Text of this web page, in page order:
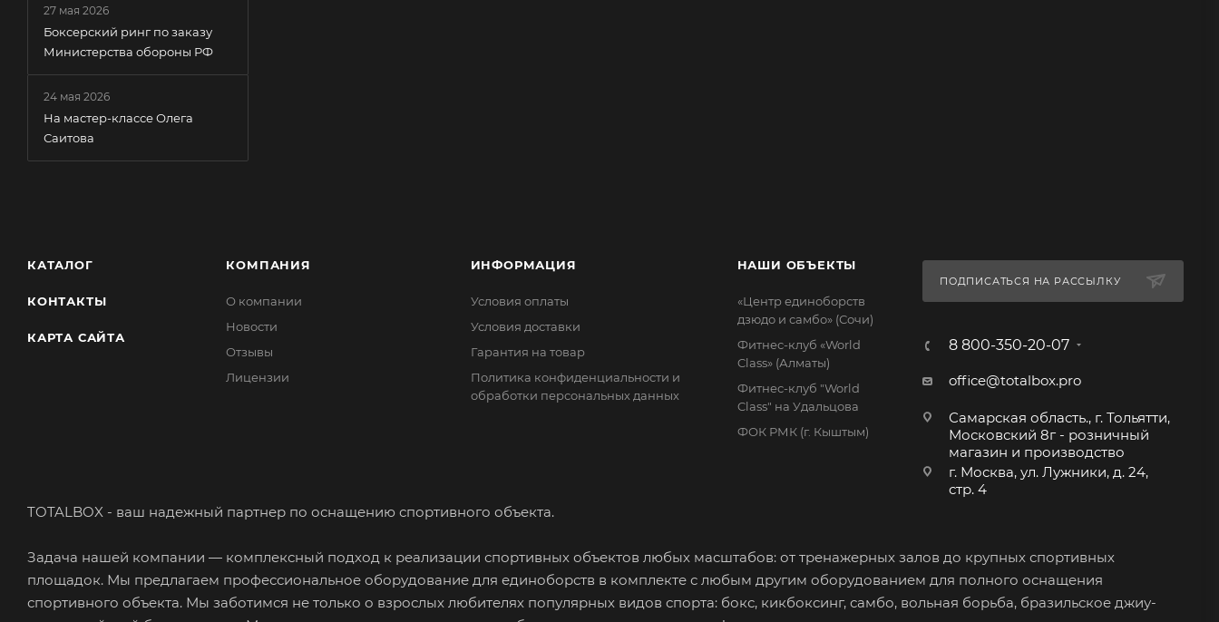
27 мая 2026
Боксерский ринг по заказу
Министерства обороны РФ
24 мая 2026
На мастер-классе Олега
Саитова
КАТАЛОГ
КОНТАКТЫ
КАРТА САЙТА
КОМПАНИЯ
О компании
Новости
Отзывы
Лицензии
ИНФОРМАЦИЯ
Условия оплаты
Условия доставки
Гарантия на товар
Политика конфиденциальности и
обработки персональных данных
НАШИ ОБЪЕКТЫ
«Центр единоборств
дзюдо и самбо» (Сочи)
Фитнес-клуб «World
Class» (Алматы)
Фитнес-клуб "World
Class" на Удальцова
ФОК РМК (г. Кыштым)
ПОДПИСАТЬСЯ НА РАССЫЛКУ
8 800-350-20-07
office@totalbox.pro
Самарская область., г. Тольятти,
Московский 8г - розничный
магазин и производство
г. Москва, ул. Лужники, д. 24,
стр. 4
TOTALBOX - ваш надежный партнер по оснащению спортивного объекта.
Задача нашей компании — комплексный подход к реализации спортивных объектов любых масштабов: от тренажерных залов до крупных спортивных
площадок. Мы предлагаем профессиональное оборудование для единоборств в комплекте с любым другим оборудованием для полного оснащения
спортивного объекта. Мы заботимся не только о взрослых любителях популярных видов спорта: бокс, кикбоксинг, самбо, вольная борьба, бразильское джиу-